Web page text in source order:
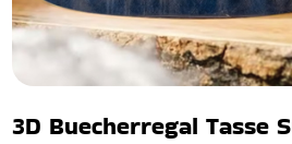
3D Buecherregal Tasse